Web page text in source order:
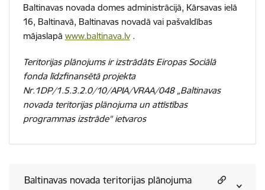
Baltinavas novada domes administrācijā, Kārsavas ielā
16, Baltinavā, Baltinavas novadā vai pašvaldības
mājaslapā www.baltinava.lv.
Teritorijas plānojums ir izstrādāts Eiropas Sociālā
fonda līdzfinansētā projekta
Nr.1DP/1.5.3.2.0/10/APIA/VRAA/048 „Baltinavas
novada teritorijas plānojuma un attīstības
programmas izstrāde" ietvaros
Baltinavas novada teritorijas plānojuma